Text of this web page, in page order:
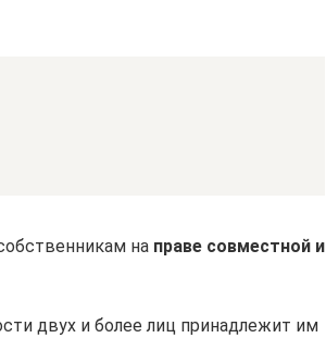
на праве совместной и
двух и более лиц принадлежит им